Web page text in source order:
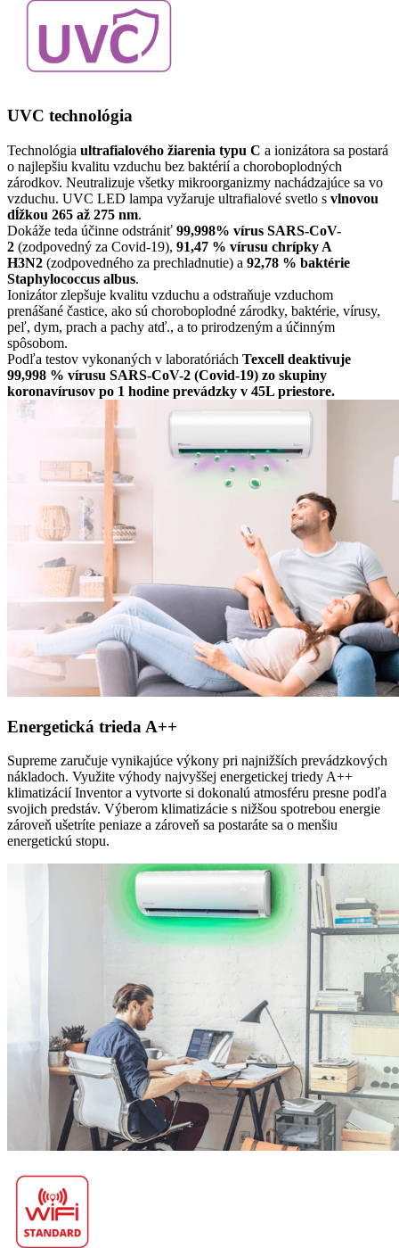
UVC technológia
Technológia ultrafialového žiarenia typu C a ionizátora sa postará
o najlepšiu kvalitu vzduchu bez baktérií a choroboplodných
zárodkov. Neutralizuje všetky mikroorganizmy nachádzajúce sa vo
vzduchu. UVC LED lampa vyžaruje ultrafialové svetlo s vlnovou
dĺžkou 265 až 275 nm.
Dokáže teda účinne odstrániť 99,998% vírus SARS-CoV-
2 (zodpovedný za Covid-19), 91,47 % vírusu chrípky A
H3N2 (zodpovedného za prechladnutie) a 92,78 % baktérie
Staphylococcus albus.
Ionizátor zlepšuje kvalitu vzduchu a odstraňuje vzduchom
prenášané častice, ako sú choroboplodné zárodky, baktérie, vírusy,
peľ, dym, prach a pachy atď., a to prirodzeným a účinným
spôsobom.
Podľa testov vykonaných v laboratóriách Texcell deaktivuje
99,998 % vírusu SARS-CoV-2 (Covid-19) zo skupiny
koronavírusov po 1 hodine prevádzky v 45L priestore.
Energetická trieda A++
Supreme zaručuje vynikajúce výkony pri najnižších prevádzkových
nákladoch. Využite výhody najvyššej energetickej triedy A++
klimatizácií Inventor a vytvorte si dokonalú atmosféru presne podľa
svojich predstáv. Výberom klimatizácie s nižšou spotrebou energie
zároveň ušetríte peniaze a zároveň sa postaráte sa o menšiu
energetickú stopu.